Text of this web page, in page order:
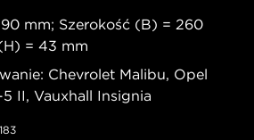
mm; Szerokość (B) = 260
= 43 mm
Chevrolet Malibu, Opel
II, Vauxhall Insignia